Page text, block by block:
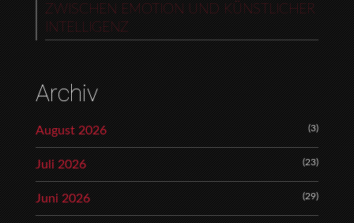
ZWISCHEN EMOTION UND KÜNSTLICHER
INTELLIGENZ
Archiv
August 2026 (3)
Juli 2026 (23)
Juni 2026 (29)